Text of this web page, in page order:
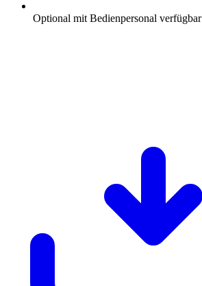
Optional mit Bedienpersonal verfügbar